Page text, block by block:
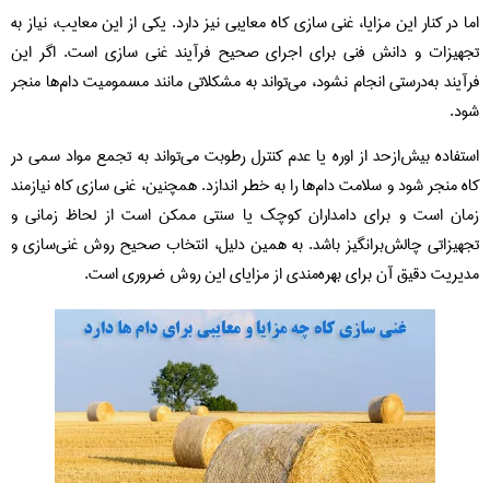
اما در کنار این مزایا، غنی‌ سازی کاه معایبی نیز دارد. یکی از این معایب، نیاز به
تجهیزات و دانش فنی برای اجرای صحیح فرآیند غنی‌ سازی است. اگر این
فرآیند به‌درستی انجام نشود، می‌تواند به مشکلاتی مانند مسمومیت دام‌ها منجر
شود.
استفاده بیش‌ازحد از اوره یا عدم کنترل رطوبت می‌تواند به تجمع مواد سمی در
کاه منجر شود و سلامت دام‌ها را به خطر اندازد. همچنین، غنی‌ سازی کاه نیازمند
زمان است و برای دامداران کوچک یا سنتی ممکن است از لحاظ زمانی و
تجهیزاتی چالش‌برانگیز باشد. به همین دلیل، انتخاب صحیح روش غنی‌سازی و
مدیریت دقیق آن برای بهره‌مندی از مزایای این روش ضروری است.